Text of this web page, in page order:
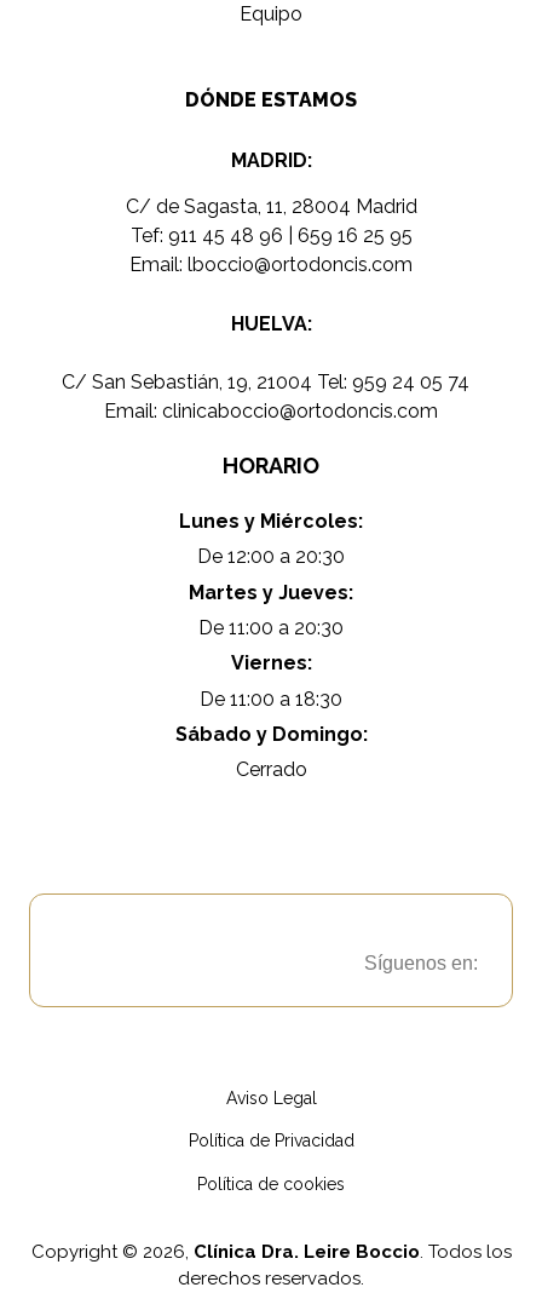
Equipo
DÓNDE ESTAMOS
MADRID:
C/ de Sagasta, 11, 28004 Madrid
Tef: 911 45 48 96
659 16 25 95
Email: lboccio@ortodoncis.com
HUELVA:
C/ San Sebastián, 19, 21004 Tel: 959 24 05 74
Email: clinicaboccio@ortodoncis.com
HORARIO
Lunes y Miércoles:
De 12:00 a 20:30
Martes y Jueves:
De 11:00 a 20:30
Viernes:
De 11:00 a 18:30
Sábado y Domingo:
Cerrado
Síguenos en:
Aviso Legal
Política de Privacidad
Política de cookies
Copyright © 2026, Clínica Dra. Leire Boccio. Todos los
derechos reservados.